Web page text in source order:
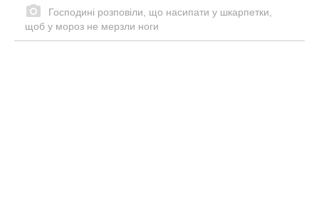
Господині розповіли, що насипати у шкарпетки,
щоб у мороз не мерзли ноги